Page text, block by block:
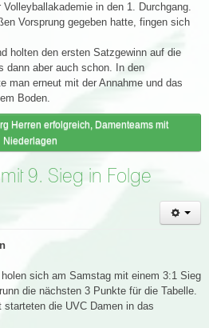
in den 1. Durchgang.
Vorsprung gegeben hatte, fingen sich
holten den ersten Satzgewinn auf die
dann aber auch schon. In den
man erneut mit der Annahme und das
Boden.
Herren erfolgreich, Damenteams mit
Niederlagen
9. Sieg in Folge
sich am Samstag mit einem 3:1 Sieg
die nächsten 3 Punkte für die Tabelle.
die UVC Damen in das